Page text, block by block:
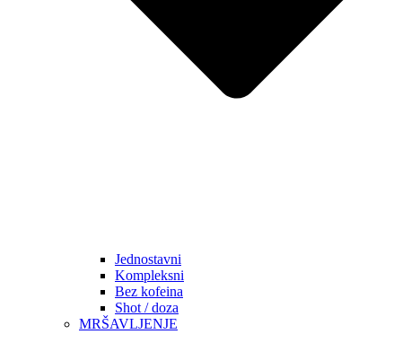
Jednostavni
Kompleksni
Bez kofeina
Shot / doza
MRŠAVLJENJE